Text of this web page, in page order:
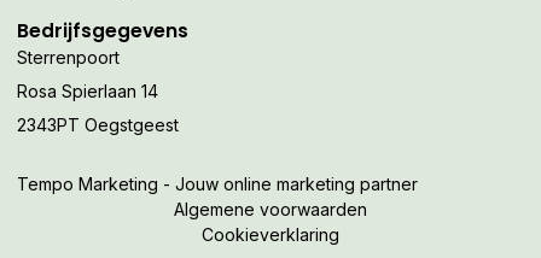
Bedrijfsgegevens
Sterrenpoort
Rosa Spierlaan 14
2343PT Oegstgeest
Tempo Marketing - Jouw online marketing partner
Algemene voorwaarden
Cookieverklaring